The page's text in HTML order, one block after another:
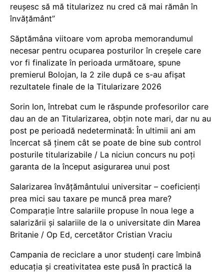
reușesc să mă titularizez nu cred că mai rămân în
învățământ”
Săptămâna viitoare vom aproba memorandumul
necesar pentru ocuparea posturilor în creșele care
vor fi finalizate în perioada următoare, spune
premierul Bolojan, la 2 zile după ce s-au afișat
rezultatele finale de la Titularizare 2026
Sorin Ion, întrebat cum le răspunde profesorilor care
dau an de an Titularizarea, obțin note mari, dar nu au
post pe perioadă nedeterminată: În ultimii ani am
încercat să ținem cât se poate de bine sub control
posturile titularizabile / La niciun concurs nu poți
garanta de la început asigurarea unui post
Salarizarea învățământului universitar – coeficienți
prea mici sau taxare pe muncă prea mare?
Comparație între salariile propuse în noua lege a
salarizării și salariile de la o universitate din Marea
Britanie / Op Ed, cercetător Cristian Vraciu
Campania de reciclare a unor studenți care îmbină
educația și creativitatea este pusă în practică la